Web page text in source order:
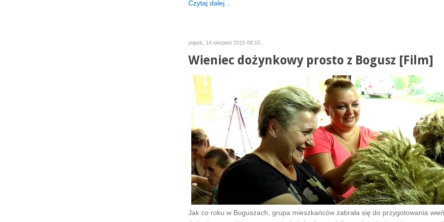
Czytaj dalej...
piątek, 14 sierpień 2015 08:15
Wieniec dożynkowy prosto z Bogusz [Film]
Jak co roku w Boguszach, grupa mieszkańców zabrała się do przygotowania